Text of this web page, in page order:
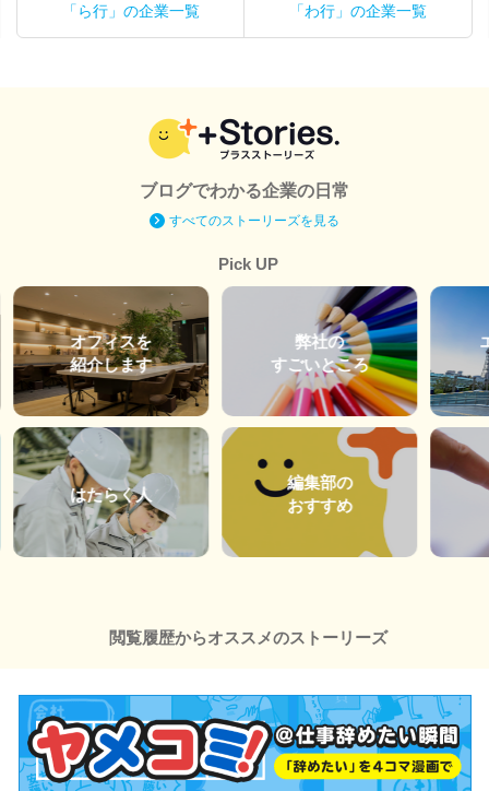
「ら行」の企業一覧 「わ行」の企業一覧
ブログでわかる企業の日常
すべてのストーリーズを見る
Pick UP
オフィスを
紹介します
はたらく人
弊社の
すごいところ
編集部の
おすすめ
閲覧履歴からオススメのストーリーズ